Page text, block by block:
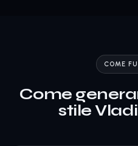
COME
Come
stile